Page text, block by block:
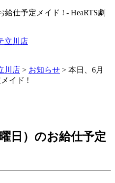
仕予定メイド ! - HeaRTS劇
川店 > お知らせ > 本日、6月
イド !
日）のお給仕予定